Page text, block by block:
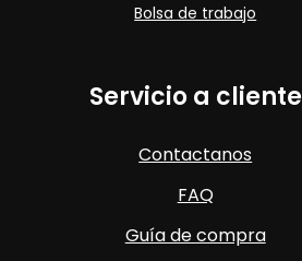
Bolsa de trabajo
Servicio a cliente
Contactanos
FAQ
Guía de compra